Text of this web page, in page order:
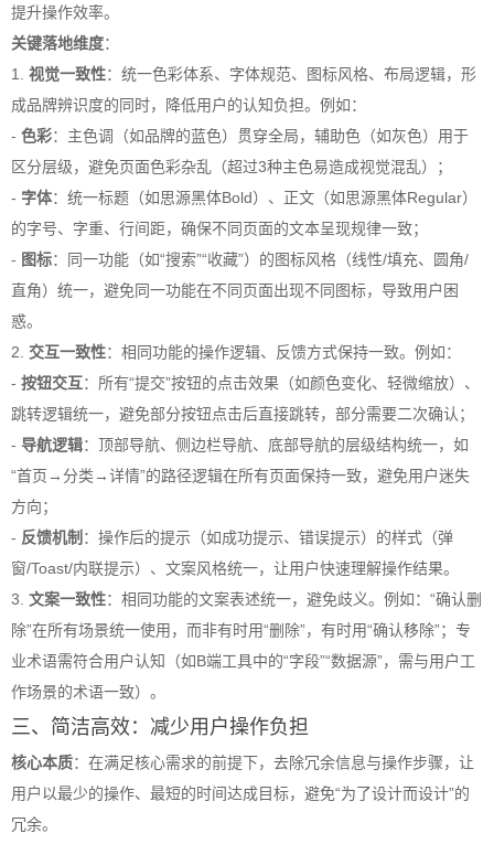
提升操作效率。
关键落地维度：
1. 视觉一致性：统一色彩体系、字体规范、图标风格、布局逻辑，形
成品牌辨识度的同时，降低用户的认知负担。例如：
- 色彩：主色调（如品牌的蓝色）贯穿全局，辅助色（如灰色）用于
区分层级，避免页面色彩杂乱（超过3种主色易造成视觉混乱）；
- 字体：统一标题（如思源黑体Bold）、正文（如思源黑体Regular）
的字号、字重、行间距，确保不同页面的文本呈现规律一致；
- 图标：同一功能（如“搜索”“收藏”）的图标风格（线性/填充、圆角/
直角）统一，避免同一功能在不同页面出现不同图标，导致用户困
惑。
2. 交互一致性：相同功能的操作逻辑、反馈方式保持一致。例如：
- 按钮交互：所有“提交”按钮的点击效果（如颜色变化、轻微缩放）、
跳转逻辑统一，避免部分按钮点击后直接跳转，部分需要二次确认；
- 导航逻辑：顶部导航、侧边栏导航、底部导航的层级结构统一，如
“首页→分类→详情”的路径逻辑在所有页面保持一致，避免用户迷失
方向；
- 反馈机制 ：操作后的提示（如成功提示、错误提示）的样式（弹
窗/Toast/内联提示）、文案风格统一，让用户快速理解操作结果。
3. 文案一致性：相同功能的文案表述统一，避免歧义。例如：“确认删
除”在所有场景统一使用，而非有时用“删除”，有时用“确认移除”；专
业术语需符合用户认知（如B端工具中的“字段”“数据源”，需与用户工
作场景的术语一致）。
三、简洁高效：减少用户操作负担
核心本质：在满足核心需求的前提下，去除冗余信息与操作步骤，让
用户以最少的操作、最短的时间达成目标，避免“为了设计而设计”的
冗余。